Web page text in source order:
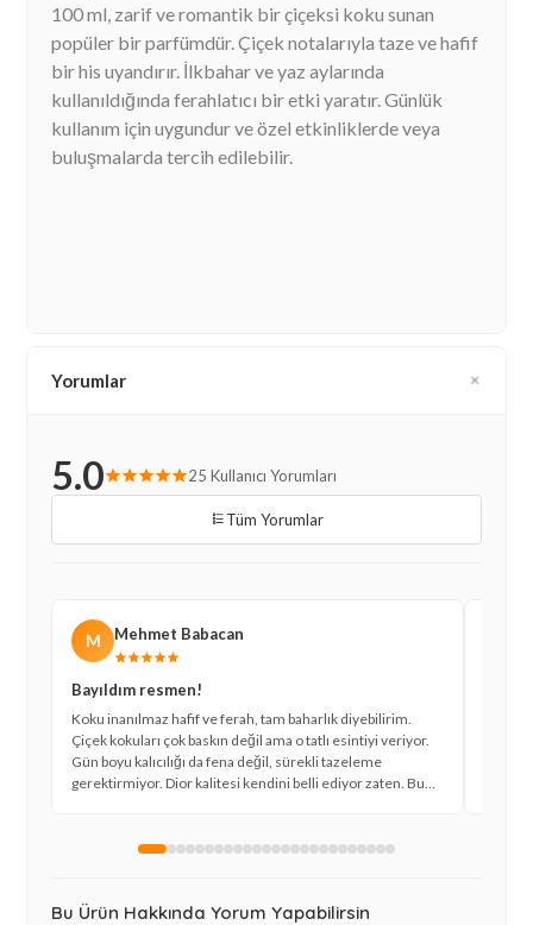
100 ml, zarif ve romantik bir çiçeksi koku sunan
popüler bir parfümdür. Çiçek notalarıyla taze ve hafif
bir his uyandırır. İlkbahar ve yaz aylarında
kullanıldığında ferahlatıcı bir etki yaratır. Günlük
kullanım için uygundur ve özel etkinliklerde veya
buluşmalarda tercih edilebilir.
Yorumlar
5.0 25 Kullanıcı Yorumları
Tüm Yorumlar
M Mehmet Babacan
Bayıldım resmen!
Koku inanılmaz hafif ve ferah, tam baharlık diyebilirim.
Çiçek kokuları çok baskın değil ama o tatlı esintiyi veriyor.
Gün boyu kalıcılığı da fena değil, sürekli tazeleme
gerektirmiyor. Dior kalitesi kendini belli ediyor zaten. Bu
Bu Ürün Hakkında Yorum Yapabilirsin